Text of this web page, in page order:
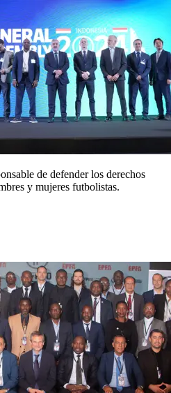
de defender los derechos
y mujeres futbolistas.